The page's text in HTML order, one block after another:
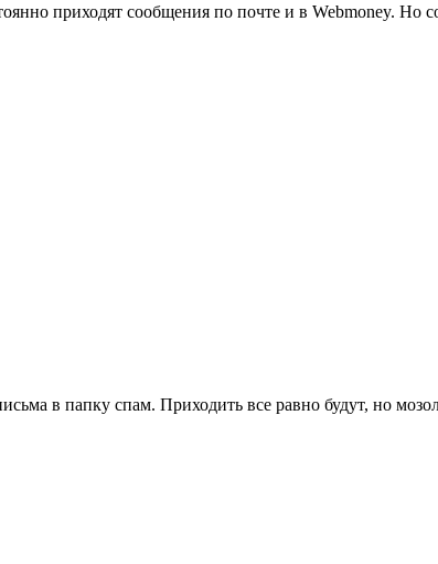
приходят сообщения по почте и в Webmoney. Но
в папку спам. Приходить все равно будут, но